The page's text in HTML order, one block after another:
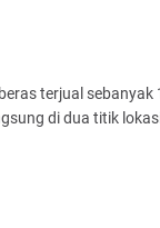
terjual sebanyak
di dua titik